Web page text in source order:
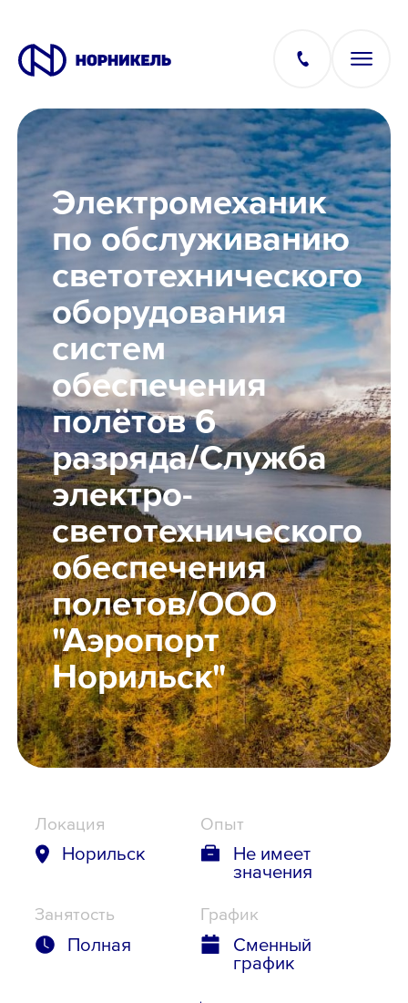
Вакансии
Производство
Офис
IT
Студентам
Школьникам
Локации
8 800 700-19-43
Электромеханик
по обслуживанию
светотехнического
оборудования
систем
обеспечения
полётов 6
разряда/Служба
электро-
светотехнического
обеспечения
полетов/ООО
"Аэропорт
Норильск"
Локация
Норильск
Опыт
Не имеет
значения
Занятость
Полная
График
Сменный
график